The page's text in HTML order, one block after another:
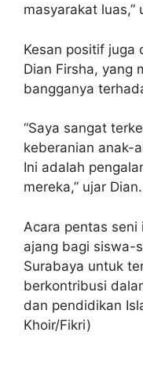
masyarakat luas,”
Kesan positif juga
Dian Firsha, yang
bangganya
“Saya sangat
keberanian anak-
Ini adalah
mereka,” ujar Dian.
Acara pentas
ajang bagi siswa-
Surabaya untuk
berkontribusi
dan pendidikan
Khoir/Fikri)